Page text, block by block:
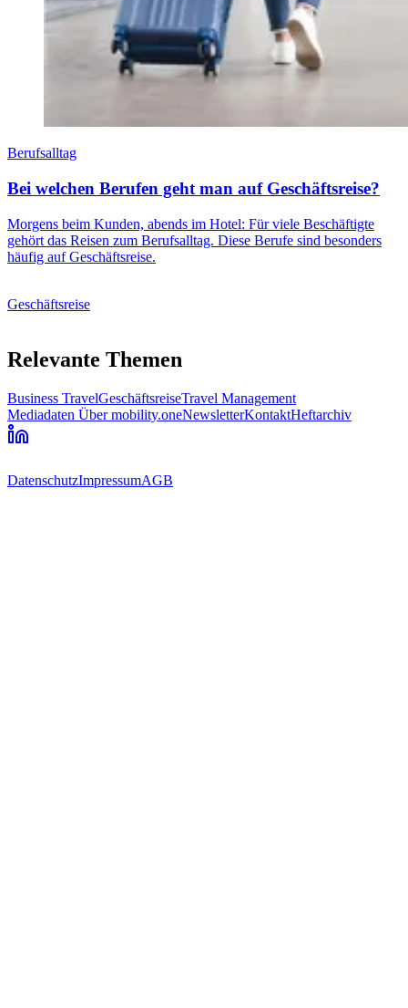
Berufsalltag
Bei welchen Berufen geht man auf Geschäftsreise?
Morgens beim Kunden, abends im Hotel: Für viele Beschäftigte
gehört das Reisen zum Berufsalltag. Diese Berufe sind besonders
häufig auf Geschäftsreise.
Geschäftsreise
Relevante Themen
Business TravelGeschäftsreiseTravel Management
Mediadaten Über mobility.oneNewsletterKontaktHeftarchiv
DatenschutzImpressumAGB